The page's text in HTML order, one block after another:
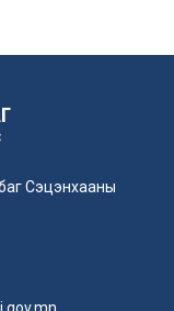
Сэцэнхааны